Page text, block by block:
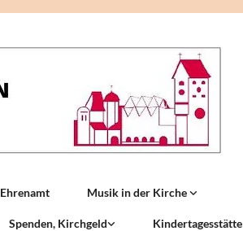
Ehrenamt Musik in der Kirche
Spenden, Kirchgeld Kindertagesstätte